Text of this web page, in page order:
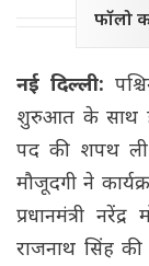
फॉलो
नई दिल्ली:
शुरुआत के साथ
पद की शपथ
मौजूदगी ने
प्रधानमंत्री
राजनाथ सिंह